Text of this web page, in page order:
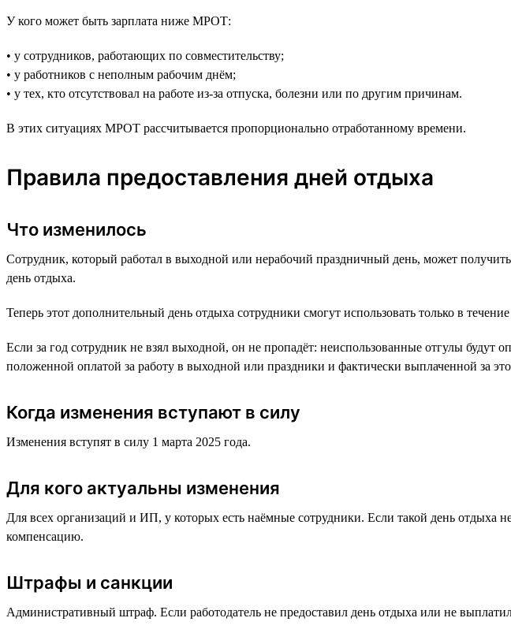
У кого может быть зарплата ниже МРОТ:
• у сотрудников, работающих по совместительству;
• у работников с неполным рабочим днём;
• у тех, кто отсутствовал на работе из-за отпуска, болезни или по другим причинам.
В этих ситуациях МРОТ рассчитывается пропорционально отработанному времени.
Правила предоставления дней отдыха
Что изменилось
Сотрудник, который работал в выходной или нерабочий праздничный день, может
день отдыха.
Теперь этот дополнительный день отдыха сотрудники смогут использовать только в
Если за год сотрудник не взял выходной, он не пропадёт: неиспользованные отгулы
положенной оплатой за работу в выходной или праздники и фактически выплаченной за
Когда изменения вступают в силу
Изменения вступят в силу 1 марта 2025 года.
Для кого актуальны изменения
Для всех организаций и ИП, у которых есть наёмные сотрудники. Если такой день отдыха
компенсацию.
Штрафы и санкции
Административный штраф. Если работодатель не предоставил день отдыха или не